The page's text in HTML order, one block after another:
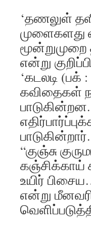
‘தணலுள்
முளைகளது
என்று
‘கடலடி
கவிதைகள்
“குஞ்சு
கஞ்சிக்காய்
உயிர்
என்று